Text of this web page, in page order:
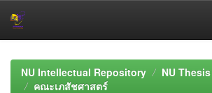
navigationNU Intellectual Repository
NU Thesis
คณะเภสัชศาสตร์